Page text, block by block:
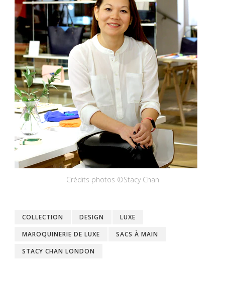
Crédits photos ©Stacy Chan
COLLECTION DESIGN
LUXE
MAROQUINERIE DE LUXE
SACS À MAIN
STACY CHAN LONDON